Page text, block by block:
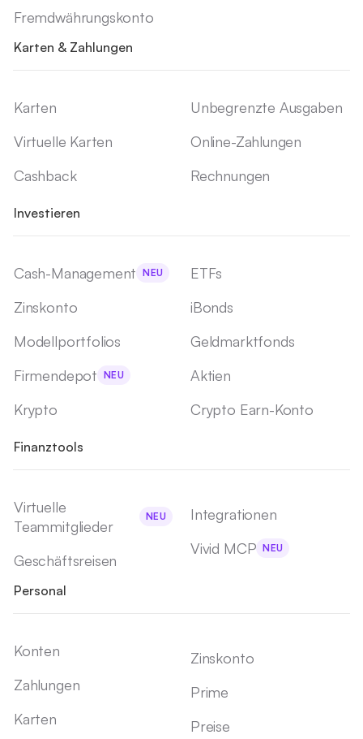
Fremdwährungskonto
Karten & Zahlungen
Karten
Virtuelle Karten
Cashback
Unbegrenzte Ausgaben
Online-Zahlungen
Rechnungen
Investieren
Cash-Management NEU
Zinskonto
Modellportfolios
Firmendepot
NEU
Krypto
ETFs
iBonds
Geldmarktfonds
Aktien
Crypto Earn-Konto
Finanztools
Virtuelle
Teammitglieder
NEU
Geschäftsreisen
Integrationen
Vivid MCP NEU
Personal
Konten
Zahlungen
Karten
Zinskonto
Prime
Preise